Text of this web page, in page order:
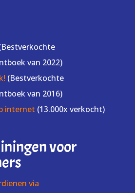
van 2022)
(Bestverkochte
van 2016)
internet (13.000x verkocht)
voor
via